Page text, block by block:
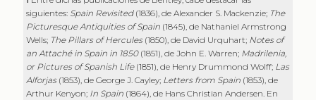
siguientes: Spain Revisited(1836), de Alexander S. Mackenzie; The
Picturesque Antiquities of Spain (1845), de Nathaniel Armstrong
Wells; The Pillars of Hercules(1850), de David Urquhart; Notes of
an Attaché in Spain in 1850(1851), de John E. Warren; Madrilenia,
or Pictures of Spanish Life(1851), de Henry Drummond Wolff; Las
Alforjas (1853), de George J. Cayley; Letters from Spain (1853), de
Arthur Kenyon; In Spain (1864), de Hans Christian Andersen. En